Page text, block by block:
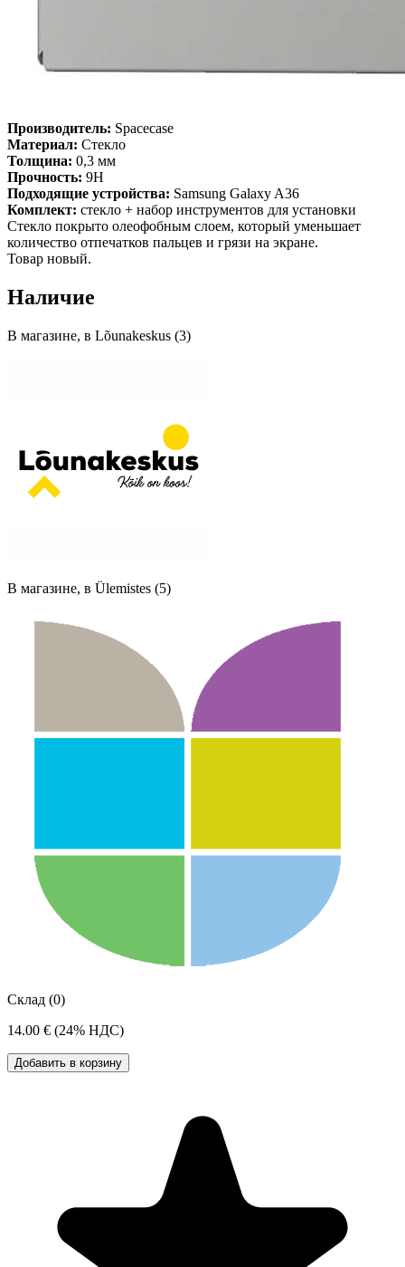
Производитель: Spacecase
Материал: Стекло
Толщина: 0,3 мм
Прочность: 9H
Подходящие устройства: Samsung Galaxy A36
Комплект: стекло + набор инструментов для установки
Стекло покрыто олеофобным слоем, который уменьшает
количество отпечатков пальцев и грязи на экране.
Товар новый.
Наличие
В магазине, в Lõunakeskus (3)
В магазине, в Ülemistes (5)
Склад (0)
14.00 € (24% НДС)
Добавить в корзину